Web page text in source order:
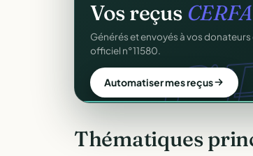
Vos reçus CERFA
Générés et envoyés à vos
officiel n°11580.
Automatiser mes reçus
Thématiques